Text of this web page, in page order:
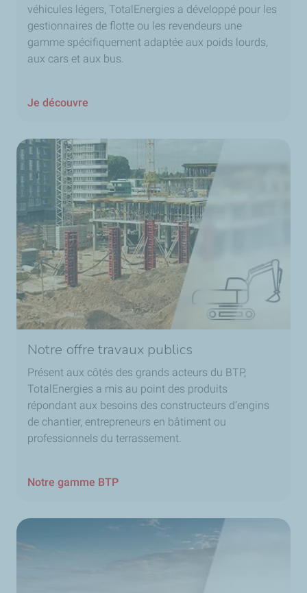
véhicules légers, TotalEnergies a développé pour les
gestionnaires de flotte ou les revendeurs une
gamme spécifiquement adaptée aux poids lourds,
aux cars et aux bus.
Je découvre
Notre offre travaux publics
Présent aux côtés des grands acteurs du BTP,
TotalEnergies a mis au point des produits
répondant aux besoins des constructeurs d’engins
de chantier, entrepreneurs en bâtiment ou
professionnels du terrassement.
Notre gamme BTP